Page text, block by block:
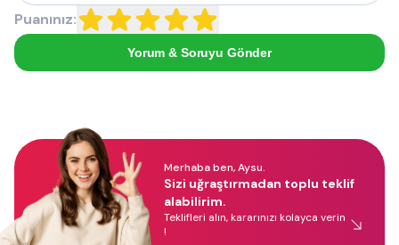
Puanınız:
Yorum & Soruyu Gönder
Merhaba ben, Aysu.
Sizi uğraştırmadan toplu teklif
alabilirim.
Teklifleri alın, kararınızı kolayca verin
!